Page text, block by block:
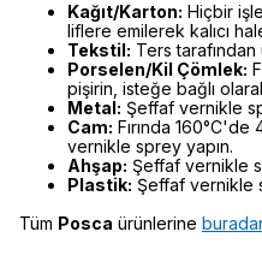
Kağıt/Karton: Hiçbir
liflere emilerek kalıcı
Tekstil: Ters tarafından
Porselen/Kil Çömlek:
pişirin, isteğe bağlı
Metal: Şeffaf vernikle
Cam: Fırında
vernikle sprey yapın.
Ahşap: Şeffaf vernikle
Plastik: Şeffaf vernikle
Tüm Posca ürünlerine